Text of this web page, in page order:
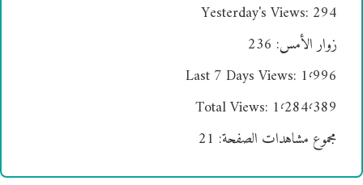
Yesterday's Views: 294
زوار الأمس: 236
Last 7 Days Views: 1٬996
Total Views: 1٬284٬389
مجموع مشاهدات الصفحة: 21